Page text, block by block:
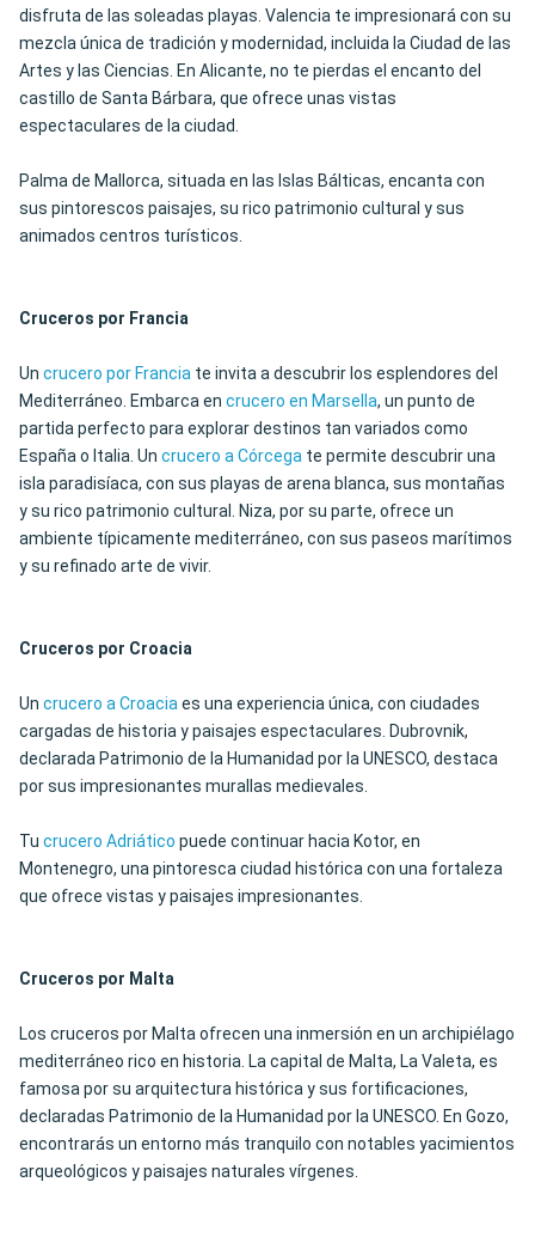
disfruta de las soleadas playas. Valencia te impresionará con su
mezcla única de tradición y modernidad, incluida la Ciudad de las
Artes y las Ciencias. En Alicante, no te pierdas el encanto del
castillo de Santa Bárbara, que ofrece unas vistas
espectaculares de la ciudad.
Palma de Mallorca, situada en las Islas Bálticas, encanta con
sus pintorescos paisajes, su rico patrimonio cultural y sus
animados centros turísticos.
Cruceros por Francia
Un crucero por Francia te invita a descubrir los esplendores del
Mediterráneo. Embarca en crucero en Marsella, un punto de
partida perfecto para explorar destinos tan variados como
España o Italia. Un crucero a Córcega te permite descubrir una
isla paradisíaca, con sus playas de arena blanca, sus montañas
y su rico patrimonio cultural. Niza, por su parte, ofrece un
ambiente típicamente mediterráneo, con sus paseos marítimos
y su refinado arte de vivir.
Cruceros por Croacia
Un crucero a Croaciaes una experiencia única, con ciudades
cargadas de historia y paisajes espectaculares. Dubrovnik,
declarada Patrimonio de la Humanidad por la UNESCO, destaca
por sus impresionantes murallas medievales.
Tu crucero Adriático puede continuar hacia Kotor, en
Montenegro, una pintoresca ciudad histórica con una fortaleza
que ofrece vistas y paisajes impresionantes.
Cruceros por Malta
Los cruceros por Malta ofrecen una inmersión en un archipiélago
mediterráneo rico en historia. La capital de Malta, La Valeta, es
famosa por su arquitectura histórica y sus fortificaciones,
declaradas Patrimonio de la Humanidad por la UNESCO. En Gozo,
encontrarás un entorno más tranquilo con notables yacimientos
arqueológicos y paisajes naturales vírgenes.